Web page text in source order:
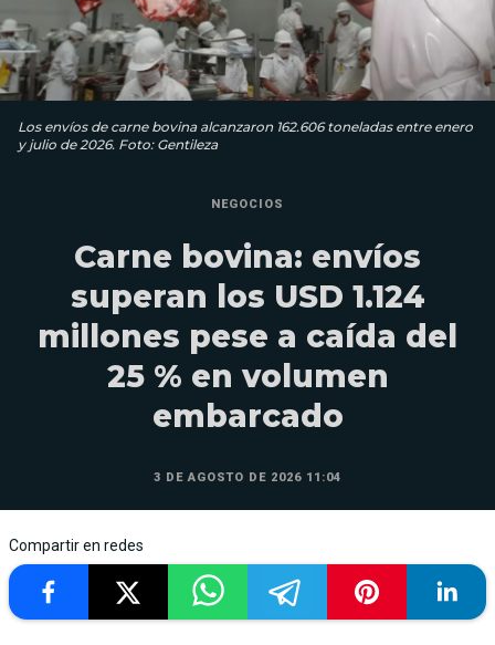
Los envíos de carne bovina alcanzaron 162.606 toneladas entre enero
y julio de 2026. Foto: Gentileza
NEGOCIOS
Carne bovina: envíos
superan los USD 1.124
millones pese a caída del
25 % en volumen
embarcado
3 DE AGOSTO DE 2026 11:04
Compartir en redes